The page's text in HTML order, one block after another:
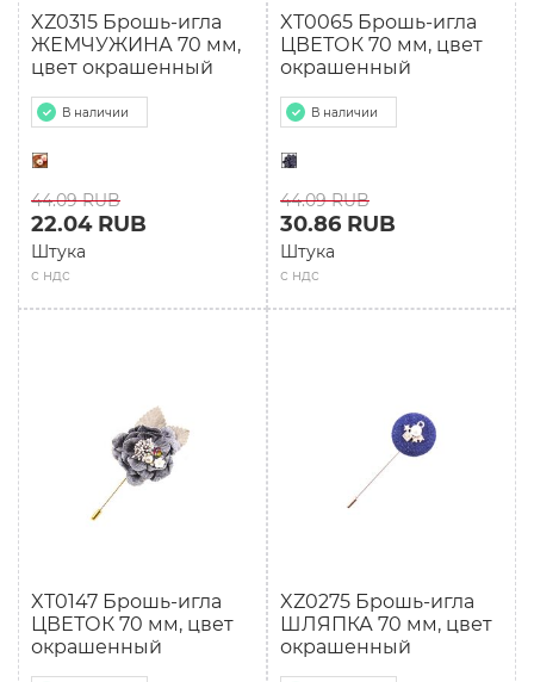
XZ0315 Брошь-игла
ЖЕМЧУЖИНА 70 мм,
цвет окрашенный
В наличии
44.09 RUB
с ндс
22.04 RUB
Штука
XТ0065 Брошь-игла
ЦВЕТОК 70 мм, цвет
окрашенный
В наличии
44.09 RUB
с ндс
30.86 RUB
Штука
XТ0147 Брошь-игла
ЦВЕТОК 70 мм, цвет
окрашенный
XZ0275 Брошь-игла
ШЛЯПКА 70 мм, цвет
окрашенный